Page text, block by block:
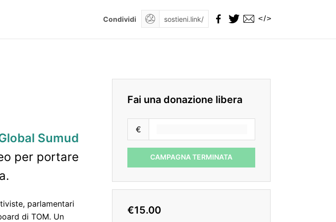
Condividi </>
Sumud
per portare
parlamentari
di TOM. Un
Fai una donazione libera
€
CAMPAGNA TERMINATA
€15.00